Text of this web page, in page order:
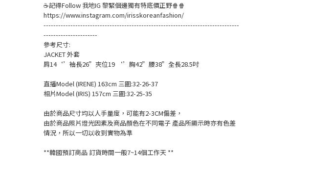
☕記得Follow 我地IG 黎緊個邊獨有特底價正野🍿🍿
https://www.instagram.com/irisskoreanfashion/
--------------------------------------------------------------------------------
----------------------
參考尺寸:
JACKET 外套
肩14‘’袖長26”夾位19 ‘’胸42”腰38”全長28.5吋
直播Model (IRENE) 163cm 三圍:32-26-37
相片Model (IRIS) 157cm 三圍:32-25-35
由於商品尺寸均以人手量度，可能有2-3CM偏差，
由於商品照片燈光因素及商品顏色在不同電子 產品所顯示時亦有色差
情況，所以一切以收到實物為準
**韓國預訂商品 訂貨時間一般7~14個工作天 **